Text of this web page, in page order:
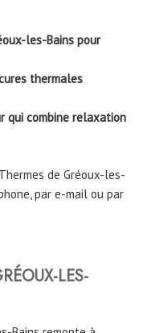
les-Bains pour
thermales
qui combine relaxation
de Gréoux-les-
par e-mail ou par
LES-